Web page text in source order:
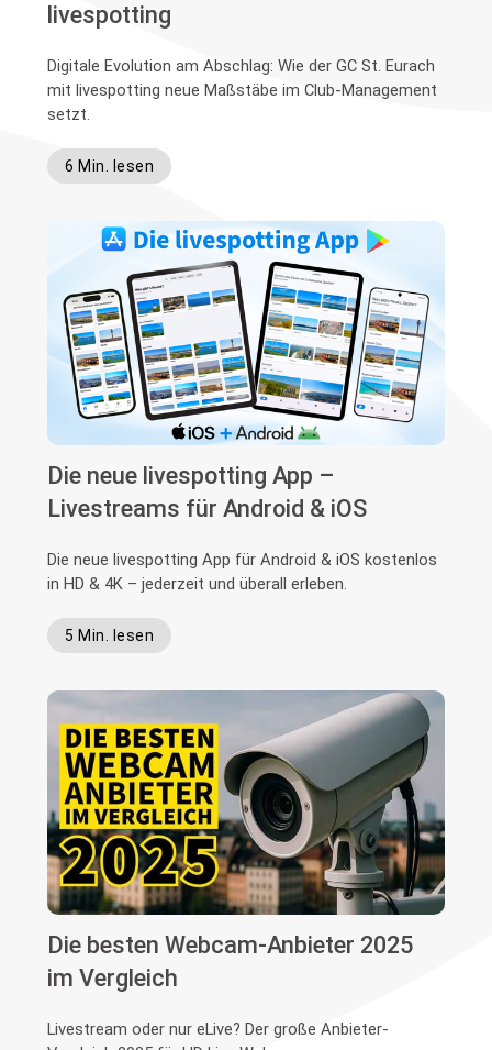
livespotting
Digitale Evolution am Abschlag: Wie der GC St. Eurach
mit livespotting neue Maßstäbe im Club-Management
setzt.
6 Min. lesen
Die neue livespotting App –
Livestreams für Android & iOS
Die neue livespotting App für Android & iOS kostenlos
in HD & 4K – jederzeit und überall erleben.
5 Min. lesen
Die besten Webcam-Anbieter 2025
im Vergleich
Livestream oder nur eLive? Der große Anbieter-